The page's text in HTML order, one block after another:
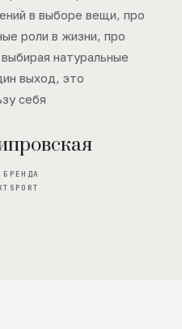
в выборе вещи, про
роли в жизни, про
натуральные
выход, это
себя